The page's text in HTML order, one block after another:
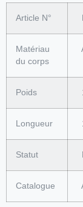
Article N°
Matériau
du corps
Poids
Longueur
Statut
Catalogue